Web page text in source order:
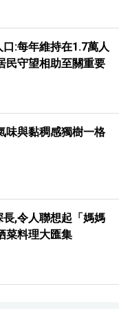
:每年維持在1.7萬人
民守望相助至關重要
味與黏稠感獨樹一格
,令人聯想起「媽媽
菜料理大匯集